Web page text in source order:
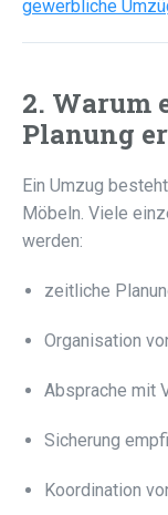
gewerbliche
2. Warum
Planung
Ein Umzug
Möbeln. Viele
werden:
zeitliche
Organisation
Absprache mit
Sicherung
Koordination